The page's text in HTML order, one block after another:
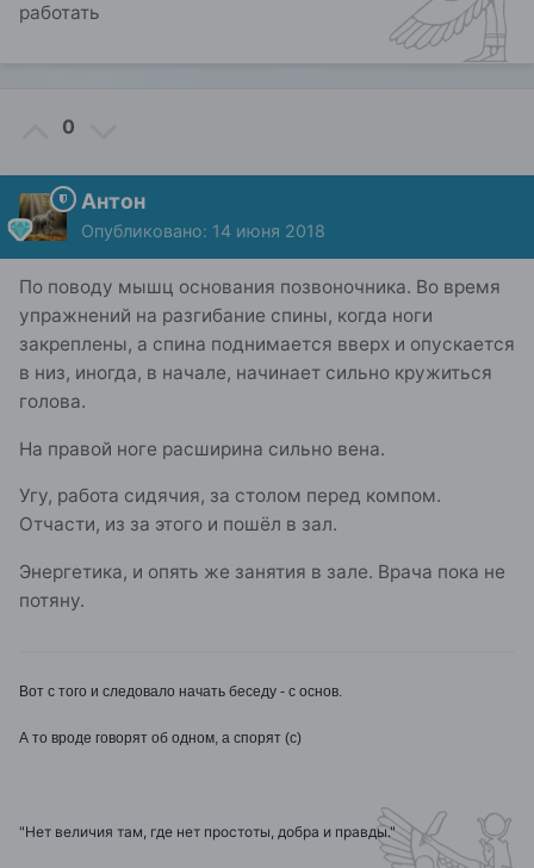
работать
0
Антон
Опубликовано: 14 июня 2018
По поводу мышц основания позвоночника. Во время
упражнений на разгибание спины, когда ноги
закреплены, а спина поднимается вверх и опускается
в низ, иногда, в начале, начинает сильно кружиться
голова.
На правой ноге расширина сильно вена.
Угу, работа сидячия, за столом перед компом.
Отчасти, из за этого и пошёл в зал.
Энергетика, и опять же занятия в зале. Врача пока не
потяну.
Вот с того и следовало начать беседу - с основ.
А то вроде говорят об одном, а спорят (с)
"Нет величия там, где нет простоты, добра и правды."